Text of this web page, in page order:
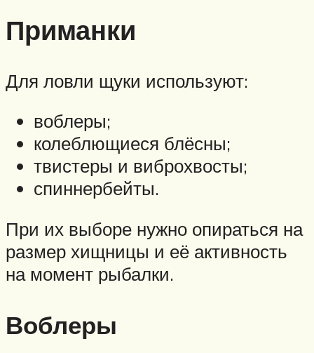
Приманки
Для ловли щуки используют:
воблеры;
колеблющиеся блёсны;
твистеры и виброхвосты;
спиннербейты.
При их выборе нужно опираться на
размер хищницы и её активность
на момент рыбалки.
Воблеры